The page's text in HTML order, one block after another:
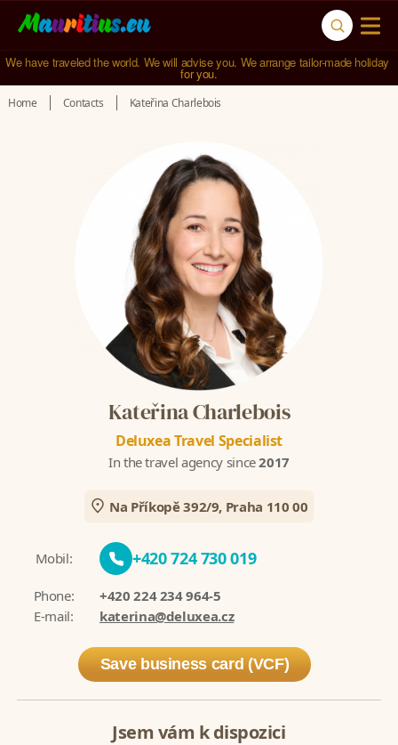
We have traveled the world. We will advise you. We arrange tailor-made holiday
for you.
Home Contacts Kateřina Charlebois
Kateřina Charlebois
Deluxea Travel Specialist
In the travel agency since2017
Na Příkopě 392/9, Praha 110 00
Mobil: +420 724 730 019
Phone:
+420 224 234 964-5
E-mail:
katerina@deluxea.cz
Save business card (VCF)
Jsem vám k dispozici